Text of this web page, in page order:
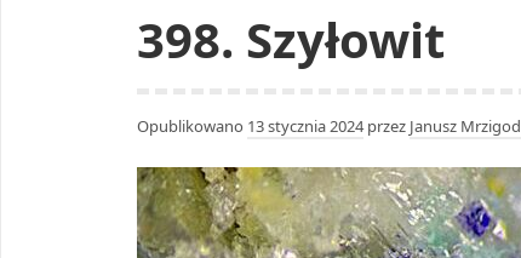
398. Szyłowit
Opublikowano 13 stycznia 2024przez Janusz Mrzigod